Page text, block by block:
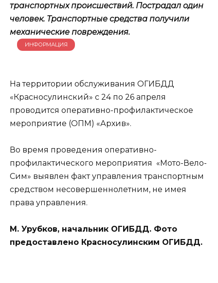
транспортных происшествий. Пострадал один
человек. Транспортные средства получили
механические повреждения.
ИНФОРМАЦИЯ
На территории обслуживания ОГИБДД
«Красносулинский» с 24 по 26 апреля
проводится оперативно-профилактическое
мероприятие (ОПМ) «Архив».
Во время проведения оперативно-
профилактического мероприятия «Мото-Вело-
Сим» выявлен факт управления транспортным
средством несовершеннолетним, не имея
права управления.
М. Урубков, начальник ОГИБДД. Фото
предоставлено Красносулинским ОГИБДД.